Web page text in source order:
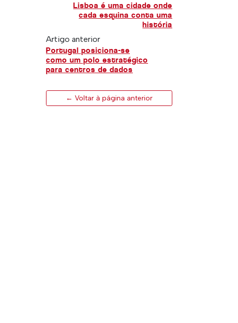
Lisboa é uma cidade onde
cada esquina conta uma
história
Artigo anterior
Portugal posiciona-se
como um polo estratégico
para centros de dados
← Voltar à página anterior